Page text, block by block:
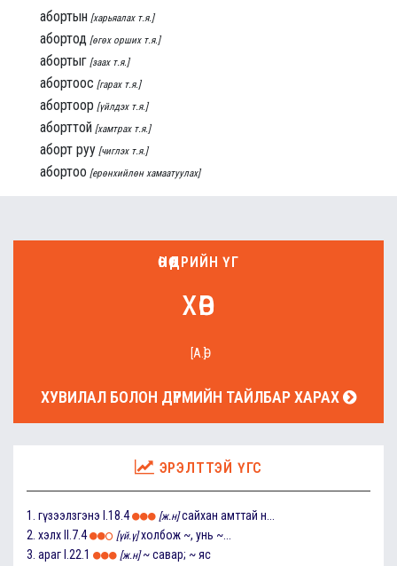
абортын [харьяалах т.я.]
абортод [өгөх орших т.я.]
абортыг [заах т.я.]
абортоос [гарах т.я.]
абортоор [үйлдэх т.я.]
аборттой [хамтрах т.я.]
аборт руу [чиглэх т.я.]
абортоо [ерөнхийлөн хамаатуулах]
ӨНӨӨДРИЙН ҮГ
хөв
[А.Ө]
ХУВИЛАЛ БОЛОН ДҮРМИЙН ТАЙЛБАР ХАРАХ
ЭРЭЛТТЭЙ ҮГС
1. гүзээлзгэнэ I.18.4 [ж.н] сайхан амттай н...
2. хэлх II.7.4 [үй.ү] холбож ~, унь ~...
3. араг I.22.1 [ж.н] ~ савар; ~ яс